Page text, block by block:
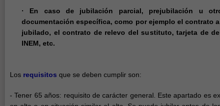
· En caso de jubilación parcial, prejubilación u
documentación específica, como por ejemplo el contrato
jubilado, el contrato de relevo del sustituto, tarjeta de
INEM, etc.
Los requisitos que se deben cumplir son:
- Tener 65 años: requisito de carácter general. Este apartado es